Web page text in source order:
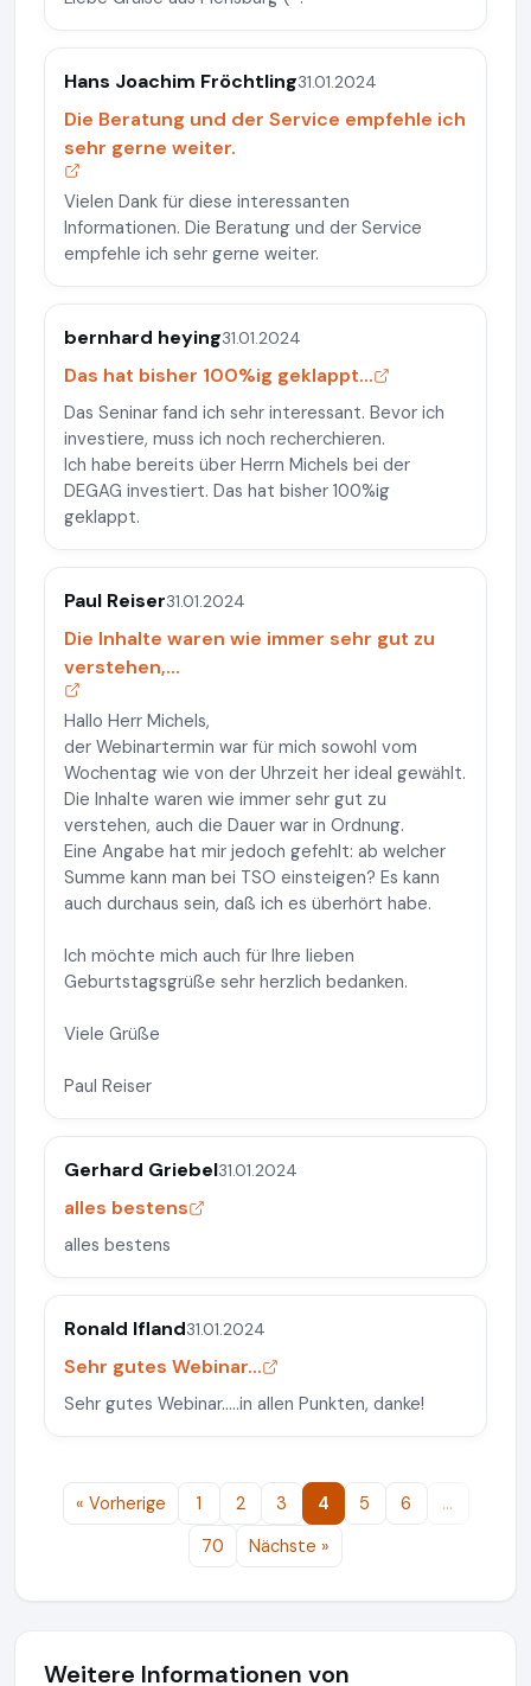
Hans Joachim Fröchtling31.01.2024
Die Beratung und der Service empfehle ich
sehr gerne weiter.
Vielen Dank für diese interessanten
Informationen. Die Beratung und der Service
empfehle ich sehr gerne weiter.
bernhard heying31.01.2024
Das hat bisher 100%ig geklappt...
Das Seninar fand ich sehr interessant. Bevor ich
investiere, muss ich noch recherchieren.
Ich habe bereits über Herrn Michels bei der
DEGAG investiert. Das hat bisher 100%ig
geklappt.
Paul Reiser31.01.2024
Die Inhalte waren wie immer sehr gut zu
verstehen,...
Hallo Herr Michels,
der Webinartermin war für mich sowohl vom
Wochentag wie von der Uhrzeit her ideal gewählt.
Die Inhalte waren wie immer sehr gut zu
verstehen, auch die Dauer war in Ordnung.
Eine Angabe hat mir jedoch gefehlt: ab welcher
Summe kann man bei TSO einsteigen? Es kann
auch durchaus sein, daß ich es überhört habe.
Ich möchte mich auch für Ihre lieben
Geburtstagsgrüße sehr herzlich bedanken.
Viele Grüße
Paul Reiser
Gerhard Griebel31.01.2024
alles bestens
alles bestens
Ronald Ifland31.01.2024
Sehr gutes Webinar...
Sehr gutes Webinar.....in allen Punkten, danke!
« Vorherige 1 2 3 4 5 6
…
70
Nächste »
Weitere Informationen von